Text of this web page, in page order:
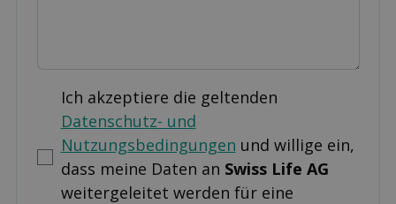
Ich akzeptiere die geltenden
Datenschutz- und
Nutzungsbedingungen und willige ein,
dass meine Daten an Swiss Life AG
weitergeleitet werden für eine